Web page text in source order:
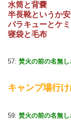
水筒と背嚢
半長靴というか
バラキューとケ
寝袋と毛布
57: 焚火の前の名無し
キャンプ場行
59: 焚火の前の名無し